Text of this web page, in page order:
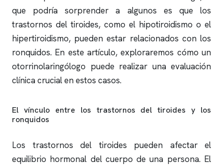
que podría sorprender a algunos es que los
trastornos del tiroides, como el hipotiroidismo o el
hipertiroidismo, pueden estar relacionados con los
ronquidos. En este artículo, exploraremos cómo un
otorrinolaringólogo puede realizar una evaluación
clínica crucial en estos casos.
El vínculo entre los trastornos del tiroides y los
ronquidos
Los trastornos del tiroides pueden afectar el
equilibrio hormonal del cuerpo de una persona. El